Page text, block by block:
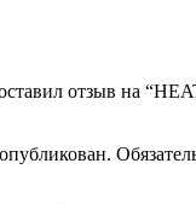
отзыв на